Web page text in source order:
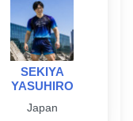
SEKIYA
YASUHIRO
Japan